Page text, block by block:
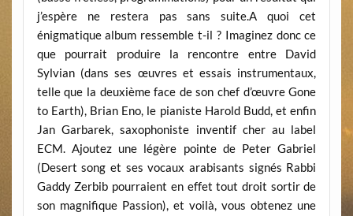
j’espère ne restera pas sans suite.A quoi cet
énigmatique album ressemble t-il ? Imaginez donc ce
que pourrait produire la rencontre entre David
Sylvian (dans ses œuvres et essais instrumentaux,
telle que la deuxième face de son chef d’œuvre Gone
to Earth), Brian Eno, le pianiste Harold Budd, et enfin
Jan Garbarek, saxophoniste inventif cher au label
ECM. Ajoutez une légère pointe de Peter Gabriel
(Desert song et ses vocaux arabisants signés Rabbi
Gaddy Zerbib pourraient en effet tout droit sortir de
son magnifique Passion), et voilà, vous obtenez une